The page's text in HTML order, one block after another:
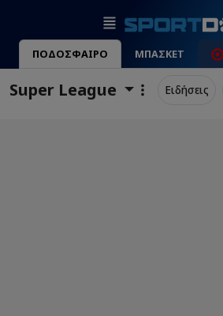
ΠΟΔΟΣΦΑΙΡΟ ΜΠΑΣΚΕΤ
Super League Ειδήσεις